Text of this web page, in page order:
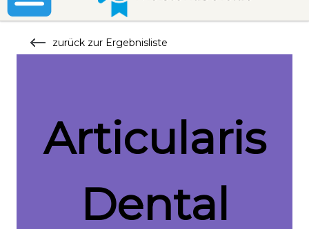
zurück zur Ergebnisliste
Articularis
Dental